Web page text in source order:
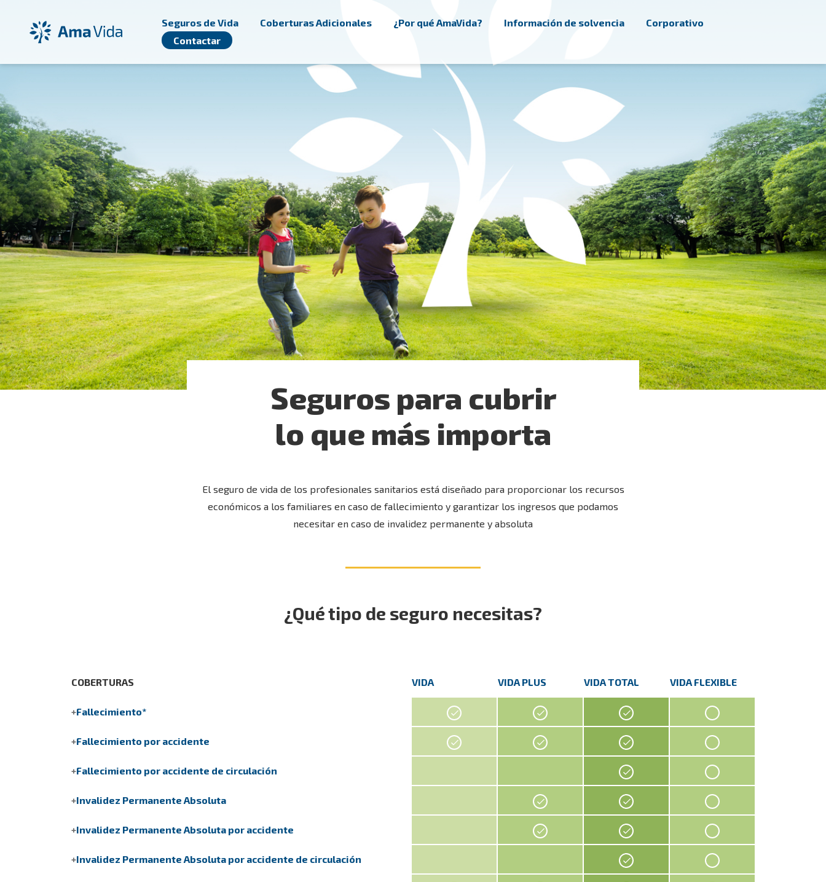
Seguros de Vida
Coberturas Adicionales ¿Por qué AmaVida? Información de solvencia
Corporativo
Contactar
Seguros para cubrir
lo que más importa
El seguro de vida de los profesionales sanitarios está diseñado para proporcionar los recursos
económicos a los familiares en caso de fallecimiento y garantizar los ingresos que podamos
necesitar en caso de invalidez permanente y absoluta
¿Qué tipo de seguro necesitas?
COBERTURAS VIDA VIDA PLUS VIDA TOTAL VIDA FLEXIBLE
Fallecimiento*
Fallecimiento por accidente
Fallecimiento por accidente de circulación
Invalidez Permanente Absoluta
Invalidez Permanente Absoluta por accidente
Invalidez Permanente Absoluta por accidente de circulación